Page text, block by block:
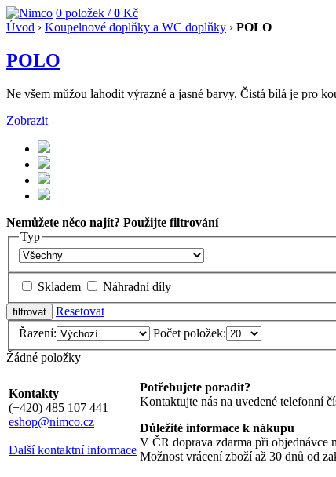
0 položek /0 Kč
Úvod › Koupelnové doplňky a WC doplňky › POLO
POLO
Ne všem můžou lahodit výrazné a jasné barvy. Čistá bílá je pro
Zobrazit
Nemůžete něco najít? Použijte filtrování
Typ
Skladem
Náhradní díly
Resetovat
Řazení:
Počet položek:
Žádné položky
Kontakty
(+420) 485 107 441
eshop@nimco.cz
Další kontaktní informace
Potřebujete poradit?
Kontaktujte nás na uvedené telefonní
Důležité informace k nákupu
V ČR doprava zdarma při objednávce
Možnost vrácení zboží až 30 dnů od